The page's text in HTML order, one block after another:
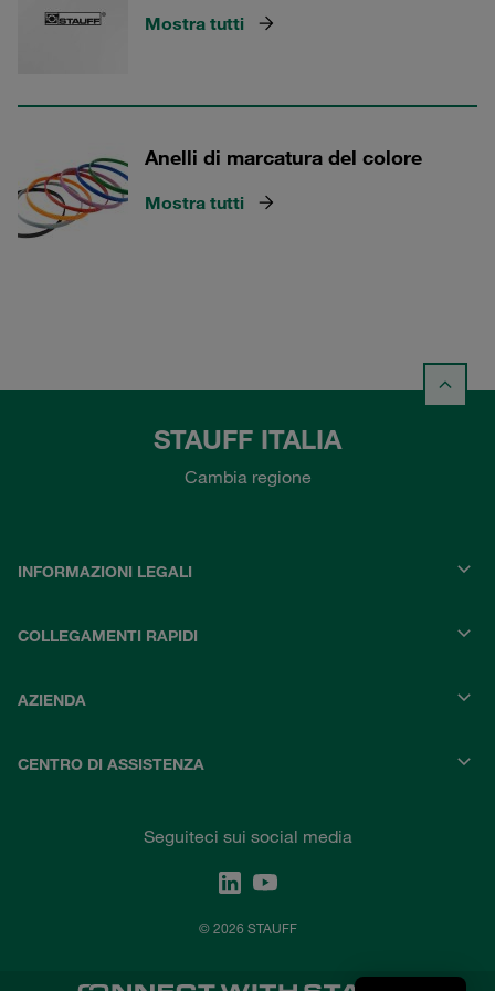
Mostra tutti
Anelli di marcatura del colore
Mostra tutti
STAUFF ITALIA
Cambia regione
INFORMAZIONI LEGALI
COLLEGAMENTI RAPIDI
AZIENDA
CENTRO DI ASSISTENZA
Seguiteci sui social media
© 2026 STAUFF